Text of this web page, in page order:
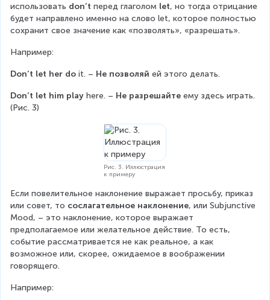
использовать don’t перед глаголом let, но тогда отрицание
будет направлено именно на слово let, которое полностью
сохранит свое значение как «позволять», «разрешать».
Например:
Don’t let her do it. – Не позволяй ей этого делать.
Don’t let him play here. – Не разрешайте ему здесь играть.
(Рис. 3)
Рис. 3. Иллюстрация
к примеру
Если повелительное наклонение выражает просьбу, приказ
или совет, то сослагательное наклонение, или Subjunctive
Mood, – это наклонение, которое выражает
предполагаемое или желательное действие. То есть,
событие рассматривается не как реальное, а как
возможное или, скорее, ожидаемое в воображении
говорящего.
Например: